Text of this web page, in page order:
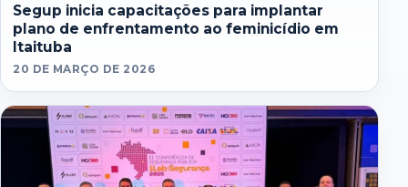
Segup inicia capacitações para implantar
plano de enfrentamento ao feminicídio em
Itaituba
20 DE MARÇO DE 2026